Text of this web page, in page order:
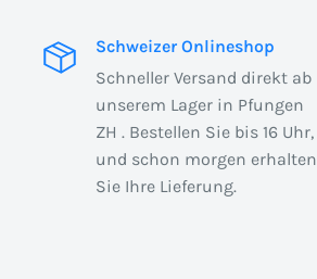
Schweizer Onlineshop
Schneller Versand direkt ab
unserem Lager in Pfungen
ZH . Bestellen Sie bis 16 Uhr,
und schon morgen erhalten
Sie Ihre Lieferung.